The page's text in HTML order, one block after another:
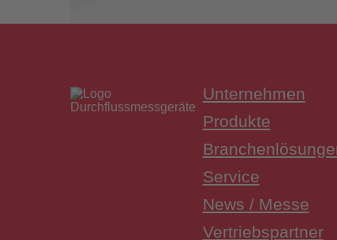
Unternehmen
Produkte
Service
News / Messe
Vertriebspartner